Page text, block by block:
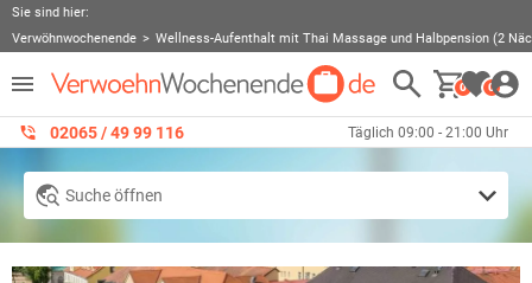
Sie sind hier:
Verwöhnwochenende
Wellness-Aufenthalt mit Thai Massage und Halbpension (2
0 0
02065 / 49 ‌99 116 Täglich 09:00 - 21:00 Uhr
Suche öffnen